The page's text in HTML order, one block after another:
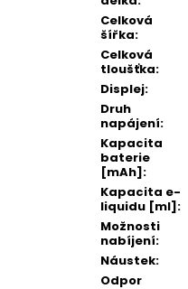
Celková
šířka:
Celková
tloušťka:
Displej:
Druh
napájení:
Kapacita
baterie
[mAh]:
Kapacita e-
liquidu [ml]:
Možnosti
nabíjení:
Náustek:
Odpor